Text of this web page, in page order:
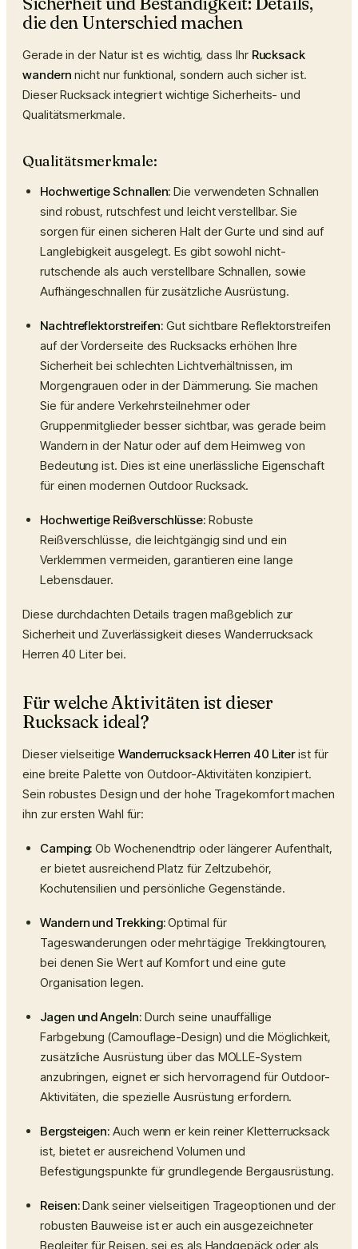
die den Unterschied machen
Gerade in der Natur ist es wichtig, dass Ihr Rucksack
wandern nicht nur funktional, sondern auch sicher ist.
Dieser Rucksack integriert wichtige Sicherheits- und
Qualitätsmerkmale.
Qualitätsmerkmale:
Hochwertige Schnallen: Die verwendeten Schnallen
sind robust, rutschfest und leicht verstellbar. Sie
sorgen für einen sicheren Halt der Gurte und sind auf
Langlebigkeit ausgelegt. Es gibt sowohl nicht-
rutschende als auch verstellbare Schnallen, sowie
Aufhängeschnallen für zusätzliche Ausrüstung.
Nachtreflektorstreifen: Gut sichtbare Reflektorstreifen
auf der Vorderseite des Rucksacks erhöhen Ihre
Sicherheit bei schlechten Lichtverhältnissen, im
Morgengrauen oder in der Dämmerung. Sie machen
Sie für andere Verkehrsteilnehmer oder
Gruppenmitglieder besser sichtbar, was gerade beim
Wandern in der Natur oder auf dem Heimweg von
Bedeutung ist. Dies ist eine unerlässliche Eigenschaft
für einen modernen Outdoor Rucksack.
Hochwertige Reißverschlüsse:Robuste
Reißverschlüsse, die leichtgängig sind und ein
Verklemmen vermeiden, garantieren eine lange
Lebensdauer.
Diese durchdachten Details tragen maßgeblich zur
Sicherheit und Zuverlässigkeit diesesWanderrucksack
Herren 40 Literbei.
Für welche Aktivitäten ist dieser
Rucksack ideal?
Dieser vielseitige Wanderrucksack Herren 40 Literist für
eine breite Palette von Outdoor-Aktivitäten konzipiert.
Sein robustes Design und der hohe Tragekomfort machen
ihn zur ersten Wahl für:
Camping: Ob Wochenendtrip oder längerer Aufenthalt,
er bietet ausreichend Platz für Zeltzubehör,
Kochutensilien und persönliche Gegenstände.
Wandern und Trekking:Optimal für
Tageswanderungen oder mehrtägige Trekkingtouren,
bei denen Sie Wert auf Komfort und eine gute
Organisation legen.
Jagen und Angeln:Durch seine unauffällige
Farbgebung (Camouflage-Design) und die Möglichkeit,
zusätzliche Ausrüstung über das MOLLE-System
anzubringen, eignet er sich hervorragend für Outdoor-
Aktivitäten, die spezielle Ausrüstung erfordern.
Bergsteigen: Auch wenn er kein reiner Kletterrucksack
ist, bietet er ausreichend Volumen und
Befestigungspunkte für grundlegende Bergausrüstung.
Reisen:Dank seiner vielseitigen Trageoptionen und der
robusten Bauweise ist er auch ein ausgezeichneter
Begleiter für Reisen, sei es als Handgepäck oder als